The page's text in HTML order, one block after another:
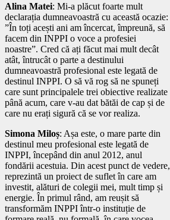
Alina Matei: Mi-a plăcut foarte mult
declarația dumneavoastră cu această ocazie:
”În toți acești ani am încercat, împreună, să
facem din INPPI o voce a profesiei
noastre”. Cred că ați făcut mai mult decât
atât, întrucât o parte a destinului
dumneavoastră profesional este legată de
destinul INPPI. O să vă rog să ne spuneți
care sunt principalele trei obiective realizate
până acum, care v-au dat bătăi de cap și de
care nu erați sigură că se vor realiza.
Simona Miloș: Așa este, o mare parte din
destinul meu profesional este legată de
INPPI, începând din anul 2012, anul
fondării acestuia. Din acest punct de vedere,
reprezintă un proiect de suflet în care am
investit, alături de colegii mei, mult timp și
energie. În primul rând, am reușit să
transformăm INPPI într-o instituție de